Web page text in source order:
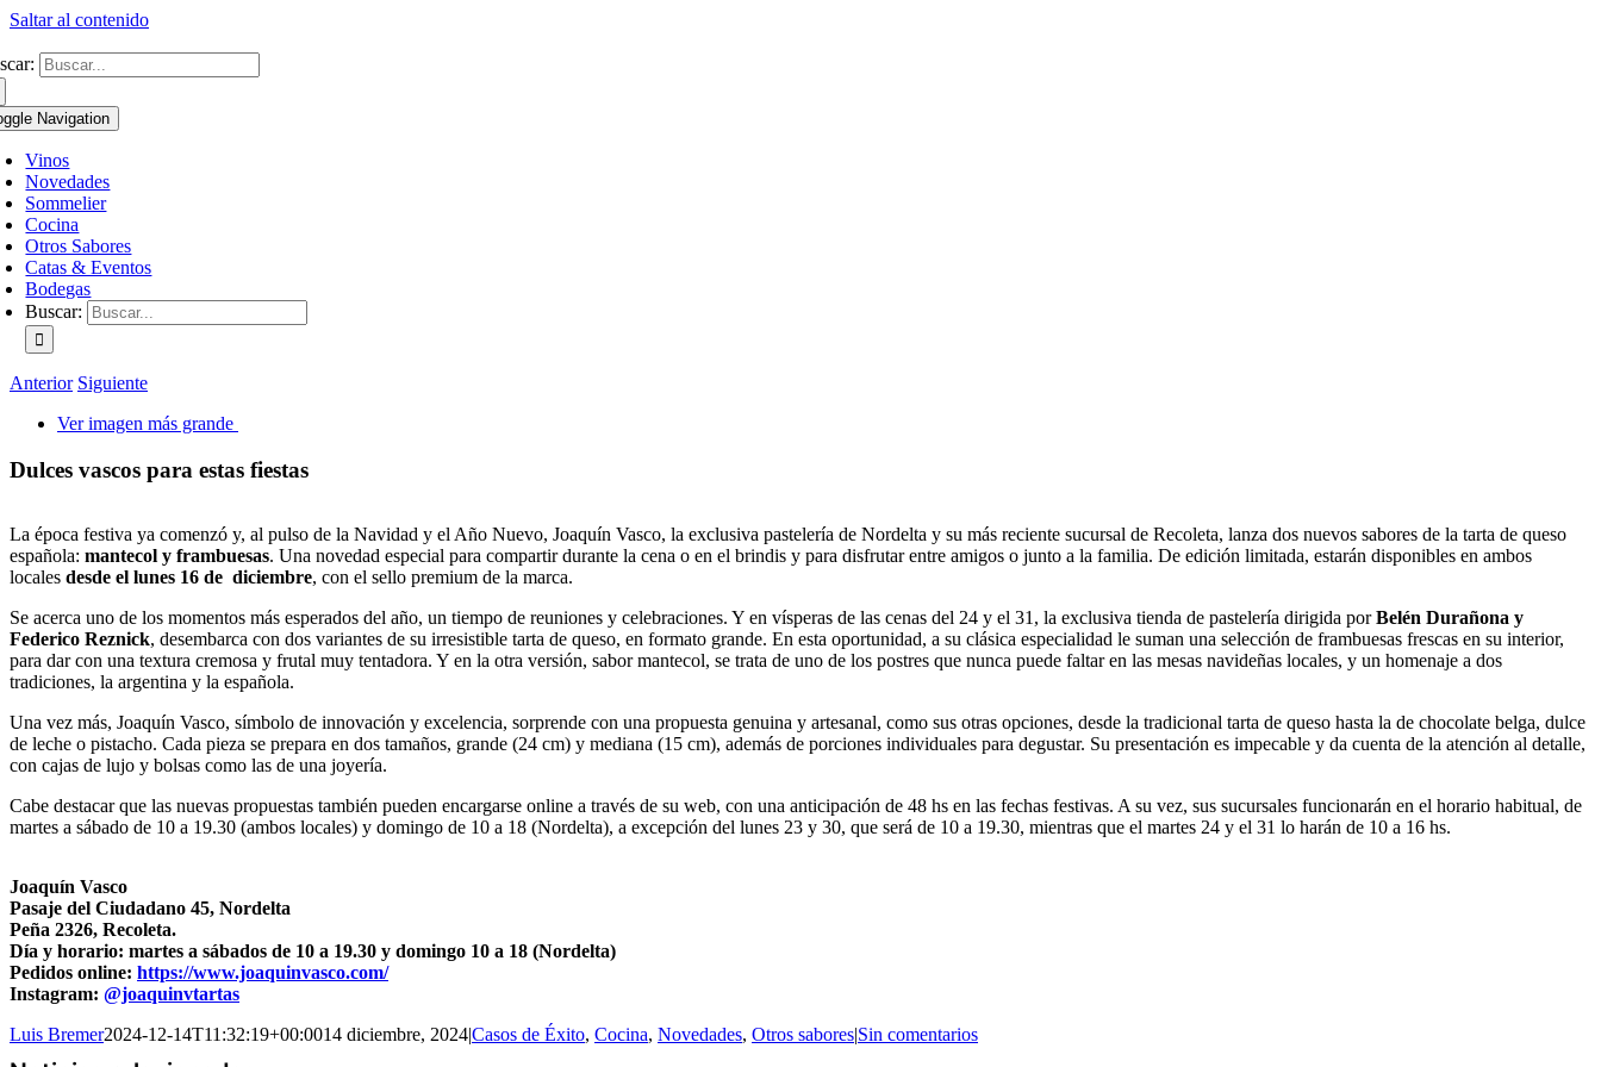
Saltar al contenido
Navigation
Vinos
Novedades
Sommelier
Cocina
Otros Sabores
Catas & Eventos
Bodegas
Buscar:
Anterior Siguiente
Ver imagen más grande
Dulces vascos para estas fiestas
La época festiva ya comenzó y, al pulso de la Navidad y el Año Nuevo, Joaquín Vasco, la exclusiva pastelería de Nordelta y su más reciente sucursal de Recoleta, lanza dos nuevos sabores de la tarta de queso
española: mantecol y frambuesas. Una novedad especial para compartir durante la cena o en el brindis y para disfrutar entre amigos o junto a la familia. De edición limitada, estarán disponibles en ambos
locales desde el lunes 16 de diciembre, con el sello premium de la marca.
Se acerca uno de los momentos más esperados del año, un tiempo de reuniones y celebraciones. Y en vísperas de las cenas del 24 y el 31, la exclusiva tienda de pastelería dirigida porBelén Durañona y
Federico Reznick, desembarca con dos variantes de su irresistible tarta de queso, en formato grande. En esta oportunidad, a su clásica especialidad le suman una selección de frambuesas frescas en su interior,
para dar con una textura cremosa y frutal muy tentadora. Y en la otra versión, sabor mantecol, se trata de uno de los postres que nunca puede faltar en las mesas navideñas locales, y un homenaje a dos
tradiciones, la argentina y la española.
Una vez más, Joaquín Vasco, símbolo de innovación y excelencia, sorprende con una propuesta genuina y artesanal, como sus otras opciones, desde la tradicional tarta de queso hasta la de chocolate belga, dulce
de leche o pistacho. Cada pieza se prepara en dos tamaños, grande (24 cm) y mediana (15 cm), además de porciones individuales para degustar. Su presentación es impecable y da cuenta de la atención al detalle,
con cajas de lujo y bolsas como las de una joyería.
Cabe destacar que las nuevas propuestas también pueden encargarse online a través de su web, con una anticipación de 48 hs en las fechas festivas. A su vez, sus sucursales funcionarán en el horario habitual, de
martes a sábado de 10 a 19.30 (ambos locales) y domingo de 10 a 18 (Nordelta), a excepción del lunes 23 y 30, que será de 10 a 19.30, mientras que el martes 24 y el 31 lo harán de 10 a 16 hs.
Joaquín Vasco
Pasaje del Ciudadano 45, Nordelta
Peña 2326, Recoleta.
Día y horario: martes a sábados de 10 a 19.30 y domingo 10 a 18 (Nordelta)
Pedidos online: https://www.joaquinvasco.com/
Instagram: @joaquinvtartas
Luis Bremer2024-12-14T11:32:19+00:0014 diciembre, 2024|Casos de Éxito, Cocina, Novedades, Otros sabores|Sin comentarios